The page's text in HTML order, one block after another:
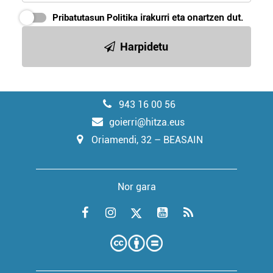
Pribatutasun Politika irakurri eta onartzen dut.
Harpidetu
943 16 00 56
goierri@hitza.eus
Oriamendi, 32 – BEASAIN
Nor gara